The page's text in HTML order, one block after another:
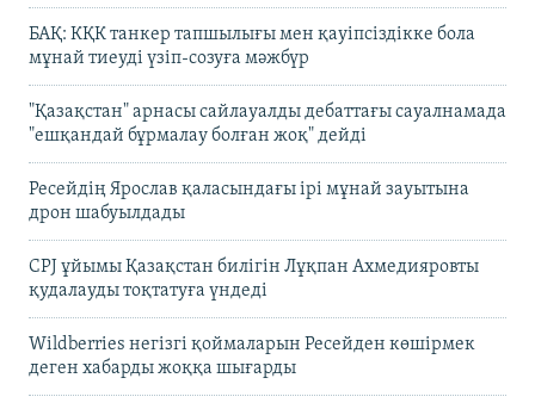
БАҚ: КҚК танкер тапшылығы мен қауіпсіздікке бола
мұнай тиеуді үзіп-созуға мәжбүр
"Қазақстан" арнасы сайлауалды дебаттағы сауалнамада
"ешқандай бұрмалау болған жоқ" дейді
Ресейдің Ярослав қаласындағы ірі мұнай зауытына
дрон шабуылдады
CPJ ұйымы Қазақстан билігін Лұқпан Ахмедияровты
қудалауды тоқтатуға үндеді
Wildberries негізгі қоймаларын Ресейден көшірмек
деген хабарды жоққа шығарды